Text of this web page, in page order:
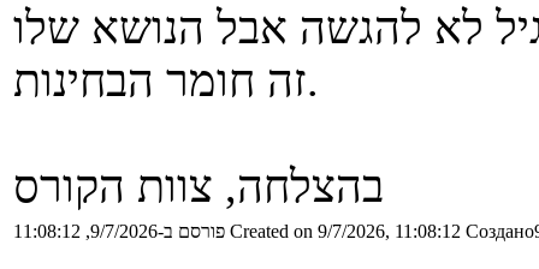
בתאריך 16/07. התרגיל לא להגשה אבל הנושא שלו
זה חומר הבחינות.
בהצלחה, צוות הקורס
פורסם ב-9/7/2026, 11:08:12 Created on 9/7/2026, 11:08:12